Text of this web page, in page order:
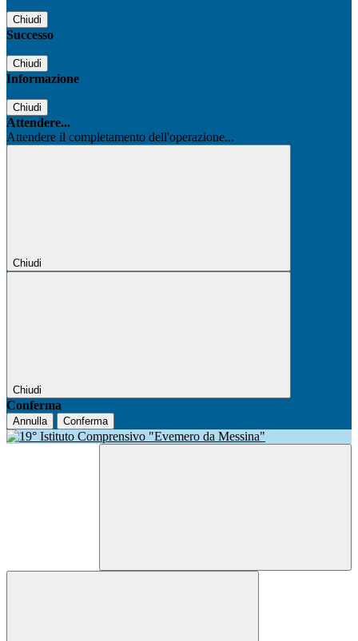
Chiudi
Successo
Chiudi
Informazione
Chiudi
Attendere...
Attendere il completamento dell'operazione...
Chiudi
Chiudi
Conferma
Annulla Conferma